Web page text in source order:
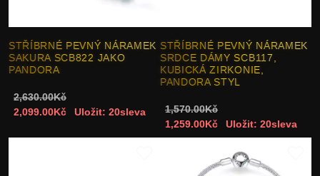
STŘÍBRNÉ PEVNÝ NÁRAMEK
SAKURA SCB822 JAKO
PANDORA
2,630.00Kč
2,099.00Kč
Uložit: 20sleva
STŘÍBRNÉ PEVNÝ NÁRAMEK
SRDCE DÁMY SCB117,
KUBICKÁ ZIRKONIE,
PANDORA STYL
1,570.00Kč
1,259.00Kč
Uložit: 20sleva